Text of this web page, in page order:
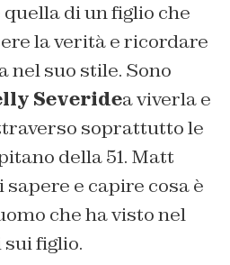
di un figlio che
la verità e ricordare
nel suo stile. Sono
Severidea viverla e
soprattutto le
della 51. Matt
e capire cosa è
che ha visto nel
sui figlio.